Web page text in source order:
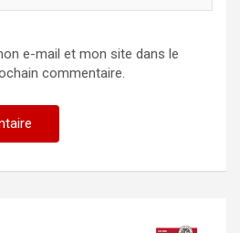
e-mail et mon site dans le
commentaire.